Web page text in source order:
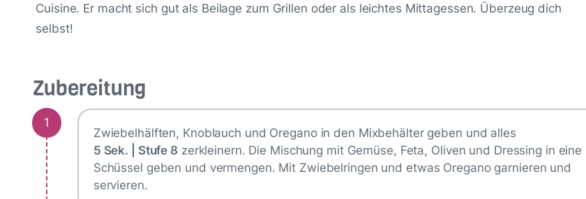
Cuisine. Er macht sich gut als Beilage zum Grillen oder als leichtes Mittagessen. Überzeug dich
selbst!
Zubereitung
1
Zwiebelhälften, Knoblauch und Oregano in den Mixbehälter geben und alles
5 Sek. | Stufe 8 zerkleinern. Die Mischung mit Gemüse, Feta, Oliven und Dressing in eine
Schüssel geben und vermengen. Mit Zwiebelringen und etwas Oregano garnieren und
servieren.